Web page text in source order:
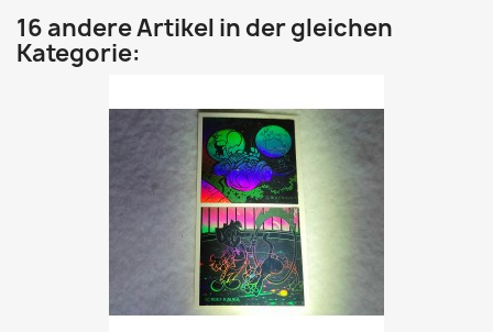
16 andere Artikel in der gleichen
Kategorie: